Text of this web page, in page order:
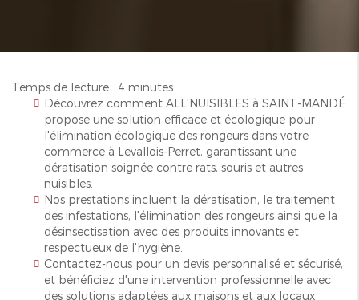
Temps de lecture : 4 minutes
Découvrez comment ALL'NUISIBLES à SAINT-MANDÉ
propose une solution efficace et écologique pour
l'élimination écologique des rongeurs dans votre
commerce à Levallois-Perret, garantissant une
dératisation soignée contre rats, souris et autres
nuisibles.
Nos prestations incluent la dératisation, le traitement
des infestations, l'élimination des rongeurs ainsi que la
désinsectisation avec des produits innovants et
respectueux de l'hygiène.
Contactez-nous pour un devis personnalisé et sécurisé,
et bénéficiez d'une intervention professionnelle avec
des solutions adaptées aux maisons et aux locaux